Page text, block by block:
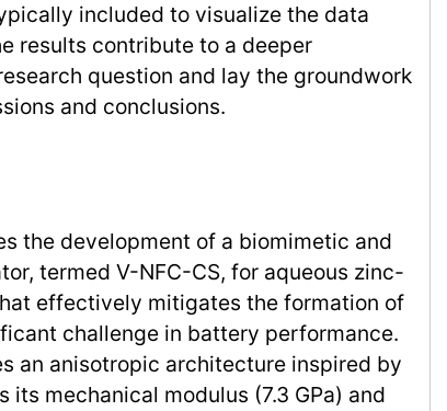
included to visualize the data
results contribute to a deeper
question and lay the groundwork
and conclusions.
the development of a biomimetic and
termed V-NFC-CS, for aqueous zinc-
effectively mitigates the formation of
challenge in battery performance.
an anisotropic architecture inspired by
its mechanical modulus (7.3 GPa) and